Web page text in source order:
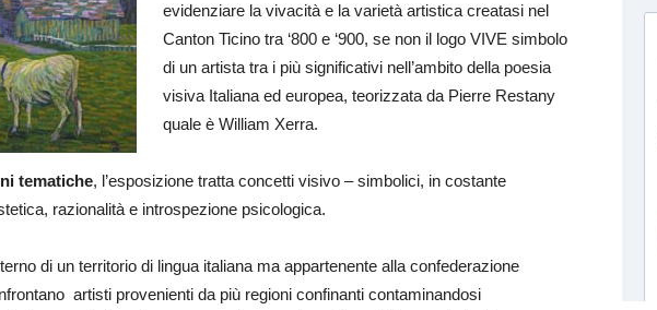
evidenziare la vivacità e la varietà artistica creatasi nel
Canton Ticino tra ‘800 e ‘900, se non il logo VIVE simbolo
di un artista tra i più significativi nell’ambito della poesia
visiva Italiana ed europea, teorizzata da Pierre Restany
quale è William Xerra.
tematiche, l’esposizione tratta concetti visivo – simbolici, in costante
razionalità e introspezione psicologica.
di un territorio di lingua italiana ma appartenente alla confederazione
artisti provenienti da più regioni confinanti contaminandosi